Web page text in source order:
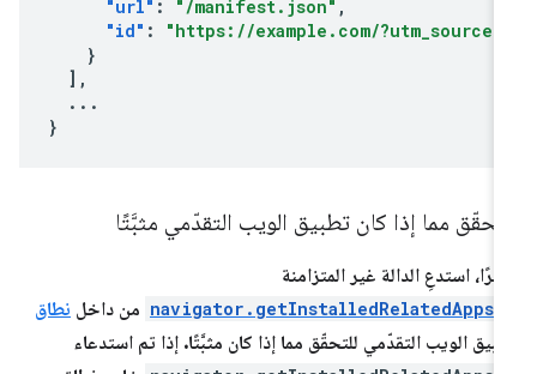
"url": "/manifest.json"
"id": "https://example.com/
مما إذا كان تطبيق الويب التقدّمي مثبَّتًا
استدعِ الدالة غير المتزامنة
من داخلنطاق
الويب التقدّمي للتحقّق مما إذا كان مثبَّتًا. إذا تم استدعاء